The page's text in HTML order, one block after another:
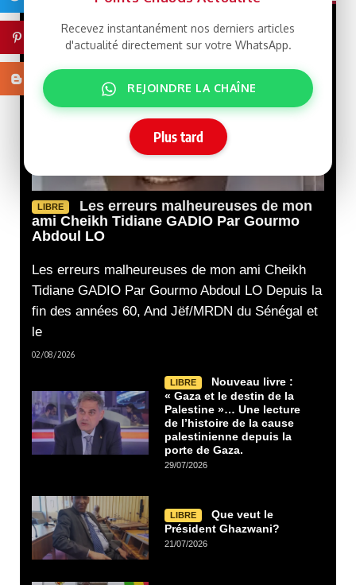
Blogger
LIBRE
Les erreurs malheureuses de mon
ami Cheikh Tidiane GADIO Par Gourmo
Abdoul LO
Les erreurs malheureuses de mon ami Cheikh
Tidiane GADIO Par Gourmo Abdoul LO Depuis la
fin des années 60, And Jëf/MRDN du Sénégal et
le
02/08/2026
LIBRE
Nouveau livre :
« Gaza et le destin de la
Palestine »… Une lecture
de l’histoire de la cause
palestinienne depuis la
porte de Gaza.
29/07/2026
LIBRE
Que veut le
Président Ghazwani?
21/07/2026
Recevez instantanément nos derniers articles
d'actualité directement sur votre WhatsApp.
REJOINDRE LA CHAÎNE
Plus tard